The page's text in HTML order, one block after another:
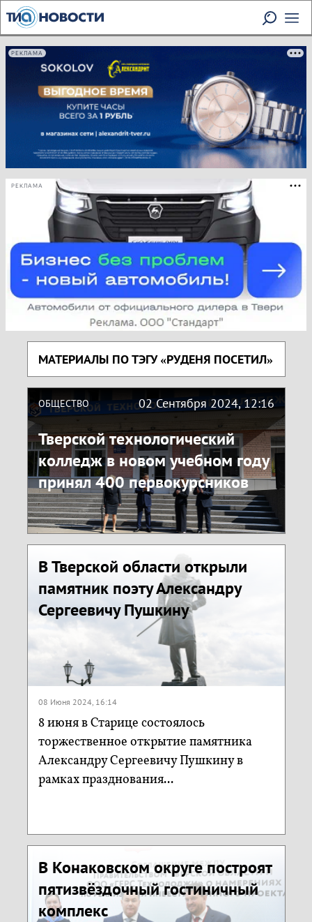
РЕКЛАМА
РЕКЛАМА
МАТЕРИАЛЫ ПО ТЭГУ «РУДЕНЯ ПОСЕТИЛ»
ОБЩЕСТВО 02 Сентября 2024, 12:16
Тверской технологический
колледж в новом учебном году
принял 400 первокурсников
В Тверской области открыли
памятник поэту Александру
Сергеевичу Пушкину
08 Июня 2024, 16:14
8 июня в Старице состоялось
торжественное открытие памятника
Александру Сергеевичу Пушкину в
рамках празднования...
В Конаковском округе построят
пятизвёздочный гостиничный
комплекс